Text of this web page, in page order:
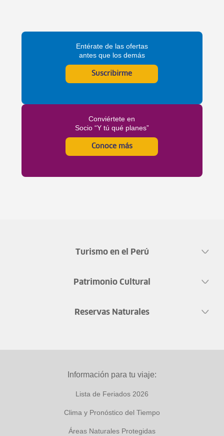
Entérate de las ofertas
antes que los demás
Suscribirme
Conviértete en
Socio “Y tú qué planes”
Conoce más
Turismo en el Perú
Patrimonio Cultural
Reservas Naturales
Información para tu viaje:
Lista de Feriados 2026
Clima y Pronóstico del Tiempo
Áreas Naturales Protegidas